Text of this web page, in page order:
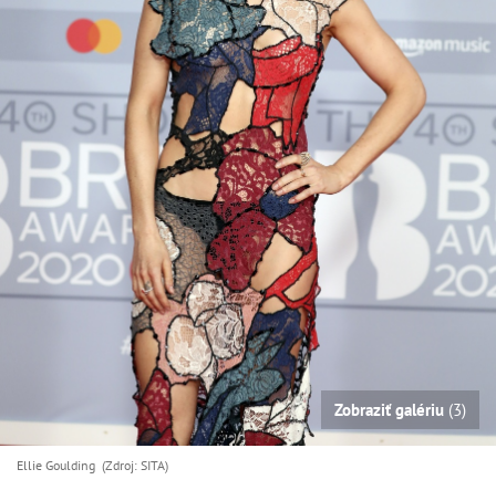
Zobraziť galériu (3)
Ellie Goulding (Zdroj: SITA)